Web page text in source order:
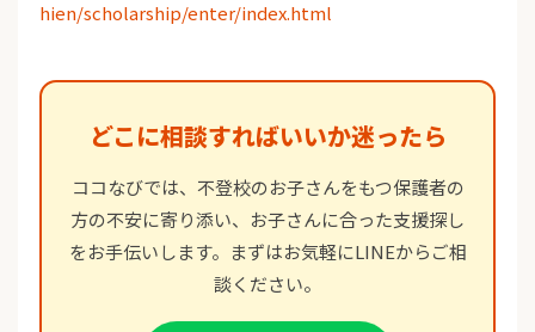
hien/scholarship/enter/index.html
どこに相談すればいいか迷ったら
ココなびでは、不登校のお子さんをもつ保護者の
方の不安に寄り添い、お子さんに合った支援探し
をお手伝いします。まずはお気軽にLINEからご相
談ください。